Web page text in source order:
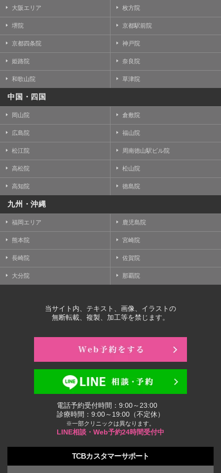
大阪エリア 枚方院
堺院 京都駅前院
京都四条院 神戸院
姫路院 奈良院
和歌山院 草津院
中国・四国
岡山院 倉敷院
広島院 福山院
松江院 周南徳山駅ビル院
高松院 松山院
高知院 徳島院
九州・沖縄
福岡エリア 鹿児島院
熊本院 宮崎院
長崎院 佐賀院
大分院 那覇院
当サイト内、テキスト、画像、イラストの
無断転載、複製、加工等を禁じます。
電話予約受付時間：9:00～23:00
診療時間：9:00～19:00（不定休）
※一部クリニックは異なります。
LINE相談・Web予約24時間受付中
TCBカスタマーサポート